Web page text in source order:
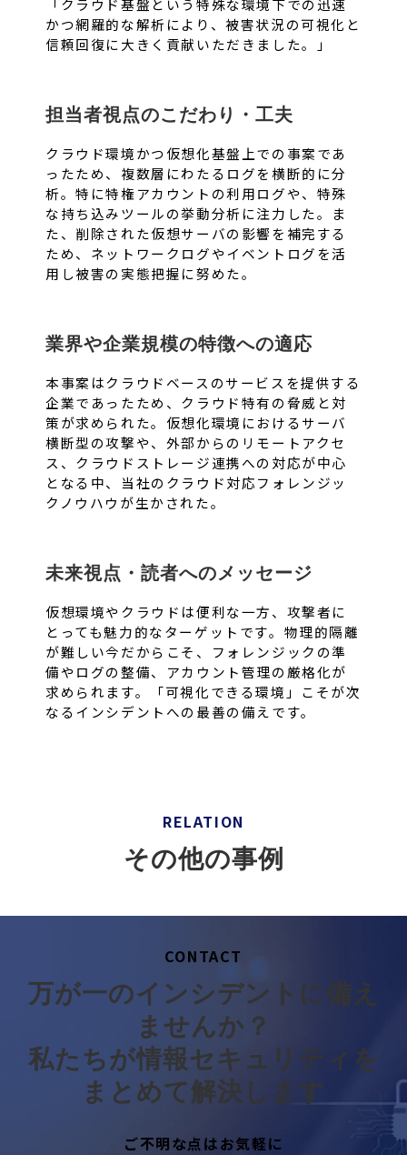
「クラウド基盤という特殊な環境下での迅速
かつ網羅的な解析により、被害状況の可視化と
信頼回復に大きく貢献いただきました。」
担当者視点のこだわり・工夫
クラウド環境かつ仮想化基盤上での事案であ
ったため、複数層にわたるログを横断的に分
析。特に特権アカウントの利用ログや、特殊
な持ち込みツールの挙動分析に注力した。ま
た、削除された仮想サーバの影響を補完する
ため、ネットワークログやイベントログを活
用し被害の実態把握に努めた。
業界や企業規模の特徴への適応
本事案はクラウドベースのサービスを提供する
企業であったため、クラウド特有の脅威と対
策が求められた。仮想化環境におけるサーバ
横断型の攻撃や、外部からのリモートアクセ
ス、クラウドストレージ連携への対応が中心
となる中、当社のクラウド対応フォレンジッ
クノウハウが生かされた。
未来視点・読者へのメッセージ
仮想環境やクラウドは便利な一方、攻撃者に
とっても魅力的なターゲットです。物理的隔離
が難しい今だからこそ、フォレンジックの準
備やログの整備、アカウント管理の厳格化が
求められます。「可視化できる環境」こそが次
なるインシデントへの最善の備えです。
RELATION
その他の事例
CONTACT
万が一のインシデントに備え
ませんか？
私たちが情報セキュリティを
まとめて解決します
ご不明な点はお気軽に